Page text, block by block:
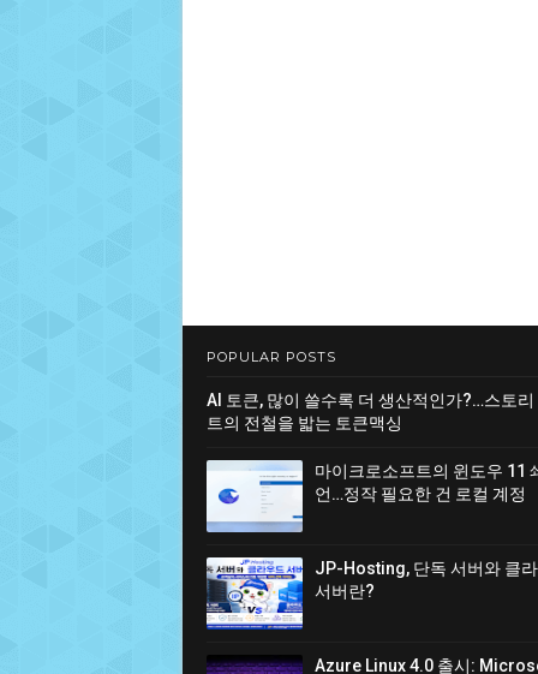
POPULAR POSTS
AI 토큰, 많이 쓸수록 더 생산적인가?…스토리
트의 전철을 밟는 토큰맥싱
마이크로소프트의 윈도우 11
언…정작 필요한 건 로컬 계정
JP-Hosting, 단독 서버와 클
서버란?
Azure Linux 4.0 출시: